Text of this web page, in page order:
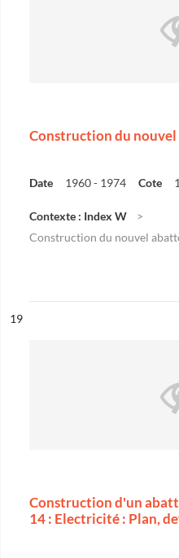
Construction du
Date 1960 - 1974 Cote
Contexte : Index W
Construction du nouvel
n°
19
Construction d'un
14 : Electricité : Plan,